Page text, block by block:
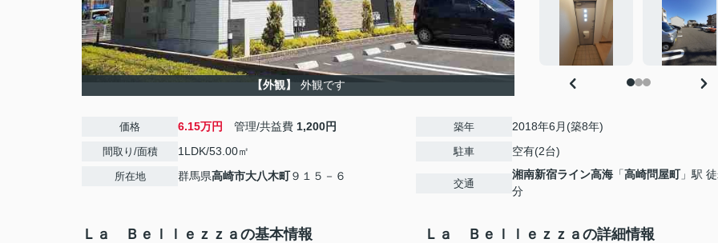
【外観】 外観です
価格 6.15万円 管理/共益費 1,200円
間取り/面積 1LDK/53.00㎡
所在地 群馬県高崎市大八木町９１５－６
築年 2018年6月(築8年)
駐車 空有(2台)
交通
湘南新宿ライン高海 「高崎問屋町」駅
分
Ｌａ Ｂｅｌｌｅｚｚａの基本情報 Ｌａ Ｂｅｌｌｅｚｚａの詳細情報